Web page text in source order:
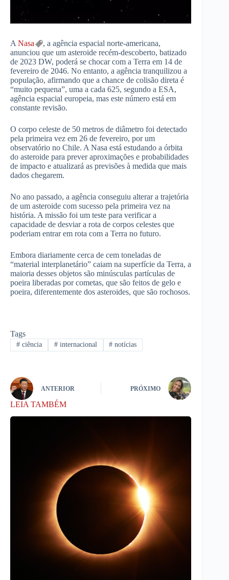
A Nasa
, a agência espacial norte-americana,
anunciou que um asteroide recém-descoberto, batizado
de 2023 DW, poderá se chocar com a Terra em 14 de
fevereiro de 2046. No entanto, a agência tranquilizou a
população, afirmando que a chance de colisão direta é
“muito pequena”, uma a cada 625, segundo a ESA,
agência espacial europeia, mas este número está em
constante revisão.
O corpo celeste de 50 metros de diâmetro foi detectado
pela primeira vez em 26 de fevereiro, por um
observatório no Chile. A Nasa está estudando a órbita
do asteroide para prever aproximações e probabilidades
de impacto e atualizará as previsões à medida que mais
dados chegarem.
No ano passado, a agência conseguiu alterar a trajetória
de um asteroide com sucesso pela primeira vez na
história. A missão foi um teste para verificar a
capacidade de desviar a rota de corpos celestes que
poderiam entrar em rota com a Terra no futuro.
Embora diariamente cerca de cem toneladas de
“material interplanetário” caiam na superfície da Terra, a
maioria desses objetos são minúsculas partículas de
poeira liberadas por cometas, que são feitos de gelo e
poeira, diferentemente dos asteroides, que são rochosos.
Tags
#ciência #internacional # notícias
ANTERIOR PRÓXIMO
LEIA TAMBÉM